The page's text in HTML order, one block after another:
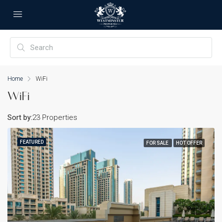
Home WiFi
WiFi
23 Properties
Sort by:
FEATURED FOR SALE HOT OFFER